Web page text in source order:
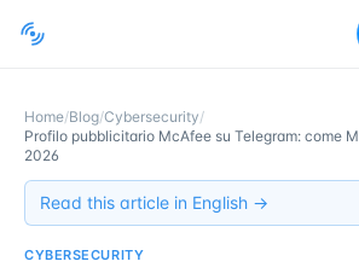
Home/Blog/Cybersecurity/
Profilo pubblicitario McAfee su Telegram: come
2026
Read this article in English →
CYBERSECURITY